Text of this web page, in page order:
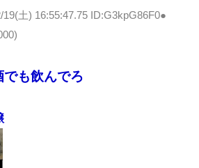
e
er
ot
e
ck
19(土) 16:55:47.75 ID:G3kpG86F0●
も飲んでろ